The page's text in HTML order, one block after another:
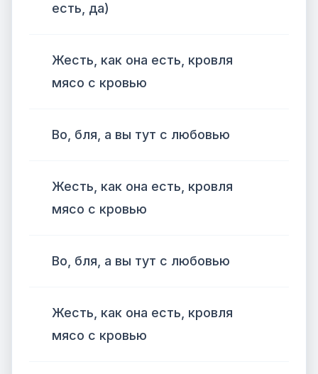
есть, да)
Жесть, как она есть, кровля
мясо с кровью
Во, бля, а вы тут с любовью
Жесть, как она есть, кровля
мясо с кровью
Во, бля, а вы тут с любовью
Жесть, как она есть, кровля
мясо с кровью